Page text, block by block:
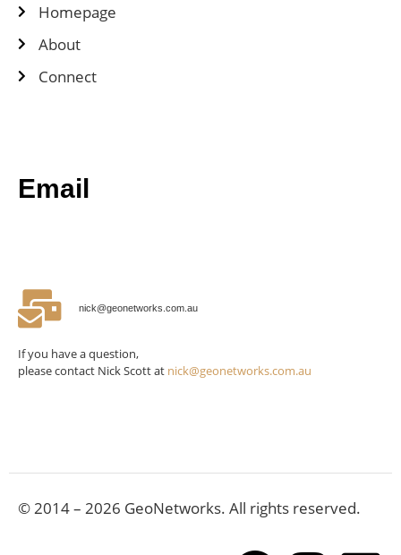
Homepage
About
Connect
Email
nick@geonetworks.com.au
If you have a question,
please contact Nick Scott at nick@geonetworks.com.au
© 2014 – 2026 GeoNetworks. All rights reserved.